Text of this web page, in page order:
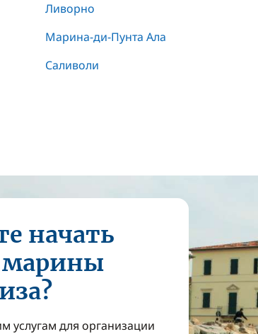
Ливорно
Марина-ди-Пунта Ала
Саливоли
начать
марины
услугам для организации